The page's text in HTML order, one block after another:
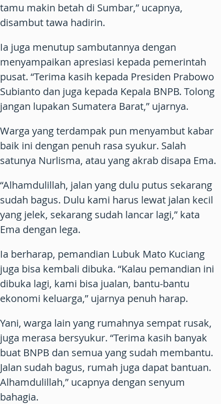
tamu makin betah di Sumbar,” ucapnya,
disambut tawa hadirin.
Ia juga menutup sambutannya dengan
menyampaikan apresiasi kepada pemerintah
pusat. “Terima kasih kepada Presiden Prabowo
Subianto dan juga kepada Kepala BNPB. Tolong
jangan lupakan Sumatera Barat,” ujarnya.
Warga yang terdampak pun menyambut kabar
baik ini dengan penuh rasa syukur. Salah
satunya Nurlisma, atau yang akrab disapa Ema.
“Alhamdulillah, jalan yang dulu putus sekarang
sudah bagus. Dulu kami harus lewat jalan kecil
yang jelek, sekarang sudah lancar lagi,” kata
Ema dengan lega.
Ia berharap, pemandian Lubuk Mato Kuciang
juga bisa kembali dibuka. “Kalau pemandian ini
dibuka lagi, kami bisa jualan, bantu-bantu
ekonomi keluarga,” ujarnya penuh harap.
Yani, warga lain yang rumahnya sempat rusak,
juga merasa bersyukur. “Terima kasih banyak
buat BNPB dan semua yang sudah membantu.
Jalan sudah bagus, rumah juga dapat bantuan.
Alhamdulillah,” ucapnya dengan senyum
bahagia.